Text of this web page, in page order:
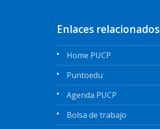
Enlaces relacionados
Home PUCP
Puntoedu
Agenda PUCP
Bolsa de trabajo